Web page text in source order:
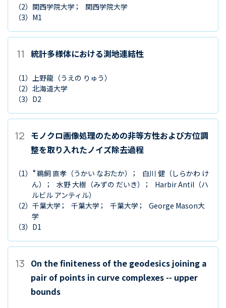
（2） 関西学院大学
関西学院大学
（3） M1
11 統計多様体における測地連結性
（1） 上野龍 （うえの りゅう）
（2） 北海道大学
（3） D2
12 モノクロ画像処理のための非等方性および方位調
整を取り入れたノイズ除去過程
（1） *鵜飼 直孝 （うかい なおたか） 白川 健 （しらかわ け
ん）
水野 大樹 （みずの だいき） Harbir Antil （ハ
ルビル アンティル）
（2） 千葉大学 千葉大学 千葉大学
George Mason大
学
（3） D1
13 On the finiteness of the geodesics joining a
pair of points in curve complexes -- upper
bounds